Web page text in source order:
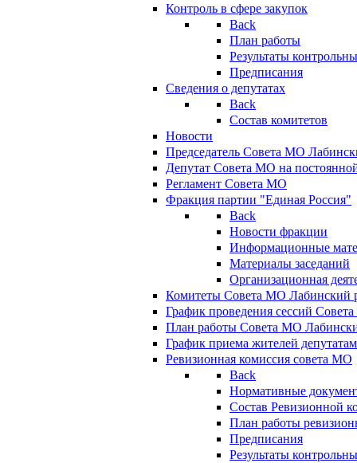
Контроль в сфере закупок
Back
План работы
Результаты
Предписания
Сведения о депутатах
Back
Состав комитетов
Новости
Председатель Совета МО
Депутат Совета МО на
Регламент Совета МО
Фракция партии "Единая Россия"
Back
Новости фракции
Информационные
Материалы заседаний
Организационная
Комитеты Совета МО Лабинский
График проведения сессий
План работы Совета МО
График приема жителей
Ревизионная комиссия совета МО
Back
Нормативные
Состав Ревизионной
План работы
Предписания
Результаты